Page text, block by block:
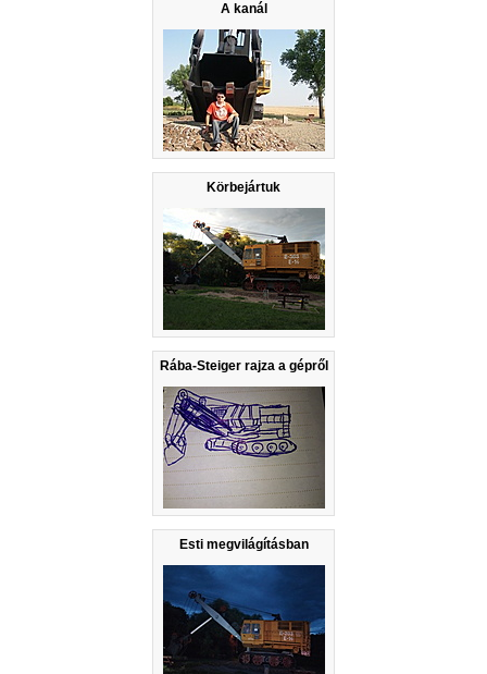
A kanál
Körbejártuk
Rába-Steiger rajza a gépről
Esti megvilágításban